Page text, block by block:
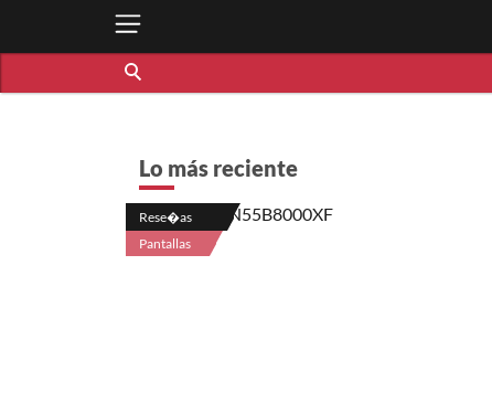
Lo más reciente
Rese�as
Pantallas